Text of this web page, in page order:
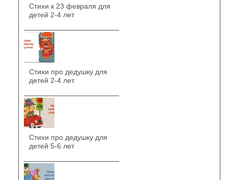
Стихи к 23 февраля для
детей 2-4 лет
Стихи про дедушку для
детей 2-4 лет
Стихи про дедушку для
детей 5-6 лет